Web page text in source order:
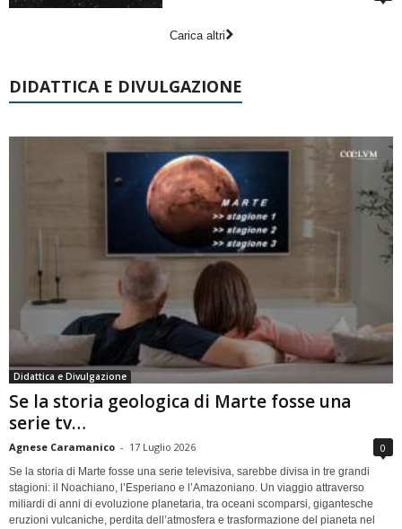
Carica altri
DIDATTICA E DIVULGAZIONE
Didattica e Divulgazione
Se la storia geologica di Marte fosse una
serie tv…
Agnese Caramanico - 17 Luglio 2026 0
Se la storia di Marte fosse una serie televisiva, sarebbe divisa in tre grandi
stagioni: il Noachiano, l’Esperiano e l’Amazoniano. Un viaggio attraverso
miliardi di anni di evoluzione planetaria, tra oceani scomparsi, gigantesche
eruzioni vulcaniche, perdita dell’atmosfera e trasformazione del pianeta nel